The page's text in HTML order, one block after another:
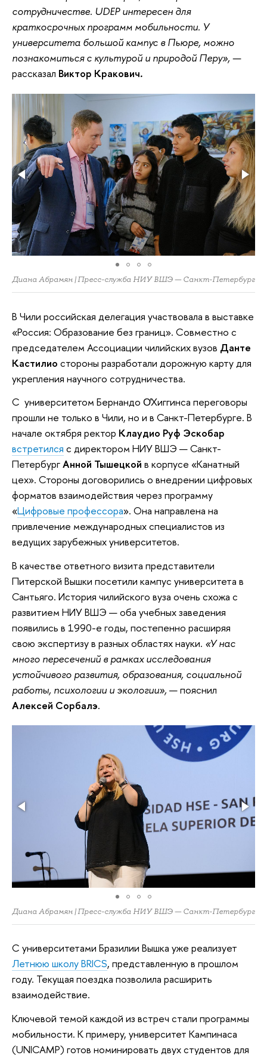
сотрудничестве. UDEP интересен для
краткосрочных программ мобильности. У
университета большой кампус в Пьюре, можно
познакомиться с культурой и природой Перу», —
рассказал Виктор Кракович.
Диана Абрамян | Пресс-служба НИУ ВШЭ — Санкт-Петербург
В Чили российская делегация участвовала в выставке
«Россия: Образование без границ». Совместно с
председателем Ассоциации чилийских вузов Данте
Кастилио стороны разработали дорожную карту для
укрепления научного сотрудничества.
С университетом Бернандо О̓Хиггинса переговоры
прошли не только в Чили, но и в Санкт-Петербурге. В
начале октября ректор Клаудио Руф Эскобар
встретился с директором НИУ ВШЭ — Санкт-
ПетербургАнной Тышецкой в корпусе «Канатный
цех». Стороны договорились о внедрении цифровых
форматов взаимодействия через программу
«Цифровые профессора». Она направлена на
привлечение международных специалистов из
ведущих зарубежных университетов.
В качестве ответного визита представители
Питерской Вышки посетили кампус университета в
Сантьяго. История чилийского вуза очень схожа с
развитием НИУ ВШЭ — оба учебных заведения
появились в 1990-е годы, постепенно расширяя
свою экспертизу в разных областях науки. «У нас
много пересечений в рамках исследования
устойчивого развития, образования, социальной
работы, психологии и экологии»,— пояснил
Алексей Сорбалэ.
Диана Абрамян | Пресс-служба НИУ ВШЭ — Санкт-Петербург
С университетами Бразилии Вышка уже реализует
Летнюю школу BRICS, представленную в прошлом
году. Текущая поездка позволила расширить
взаимодействие.
Ключевой темой каждой из встреч стали программы
мобильности. К примеру, университет Кампинаса
(UNICAMP) готов номинировать двух студентов для